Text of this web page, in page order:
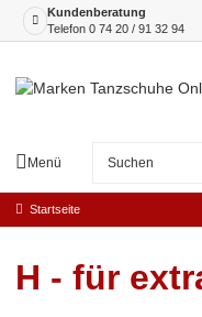
Kundenberatung
Telefon 0 74 20 / 91 32 94
Menü
Startseite
H - für